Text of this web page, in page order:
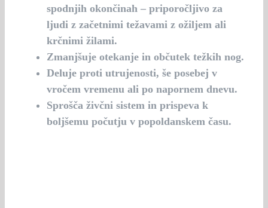
spodnjih okončinah – priporočljivo za
ljudi z začetnimi težavami z ožiljem ali
krčnimi žilami.
Zmanjšuje otekanje in občutek težkih nog.
Deluje proti utrujenosti, še posebej v
vročem vremenu ali po napornem dnevu.
Sprošča živčni sistem in prispeva k
boljšemu počutju v popoldanskem času.